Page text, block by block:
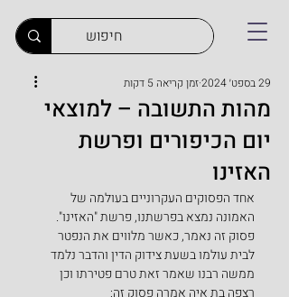
מהות התשובה – למוצאי
יום הכיפורים ופרשת
האזינו
29 בספט׳ 2024 זמן קריאה 5 דקות
אחד הפסוקים העקרוניים בעולמה של
האמונה נמצא בפרשתנו, פרשת "האזינו".
פסוק זה נאמר, כאשר מלווים את הנפטר
לבית עולמו בשעת צידוק הדין והדבר נלמד
ממשה רבנו שאמר זאת טרם פטירתו וכן
רצפה בת איה אמרה פסוק זה: